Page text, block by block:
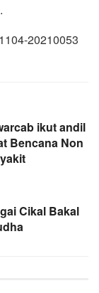
20210053
ikut andil
Bencana Non
Cikal Bakal